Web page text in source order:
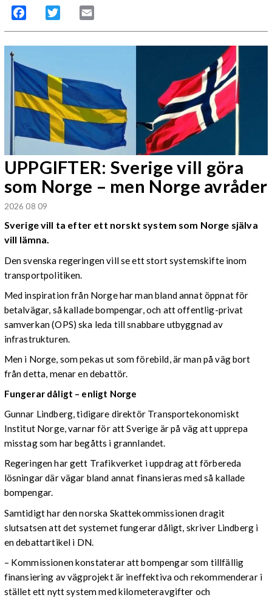
Facebook Twitter
UPPGIFTER: Sverige vill göra
som Norge – men Norge avråder
2026 08 09
Sverige vill ta efter ett norskt system som Norge själva
vill lämna.
Den svenska regeringen vill se ett stort systemskifte inom
transportpolitiken.
Med inspiration från Norge har man bland annat öppnat för
betalvägar, så kallade bompengar, och att offentlig-privat
samverkan (OPS) ska leda till snabbare utbyggnad av
infrastrukturen.
Men i Norge, som pekas ut som förebild, är man på väg bort
från detta, menar en debattör.
Fungerar dåligt – enligt Norge
Gunnar Lindberg, tidigare direktör Transportekonomiskt
Institut Norge, varnar för att Sverige är på väg att upprepa
misstag som har begåtts i grannlandet.
Regeringen har gett Trafikverket i uppdrag att förbereda
lösningar där vägar bland annat finansieras med så kallade
bompengar.
Samtidigt har den norska Skattekommissionen dragit
slutsatsen att det systemet fungerar dåligt, skriver Lindberg i
en debattartikel i DN.
– Kommissionen konstaterar att bompengar som tillfällig
finansiering av vägprojekt är ineffektiva och rekommenderar i
stället ett nytt system med kilometeravgifter och